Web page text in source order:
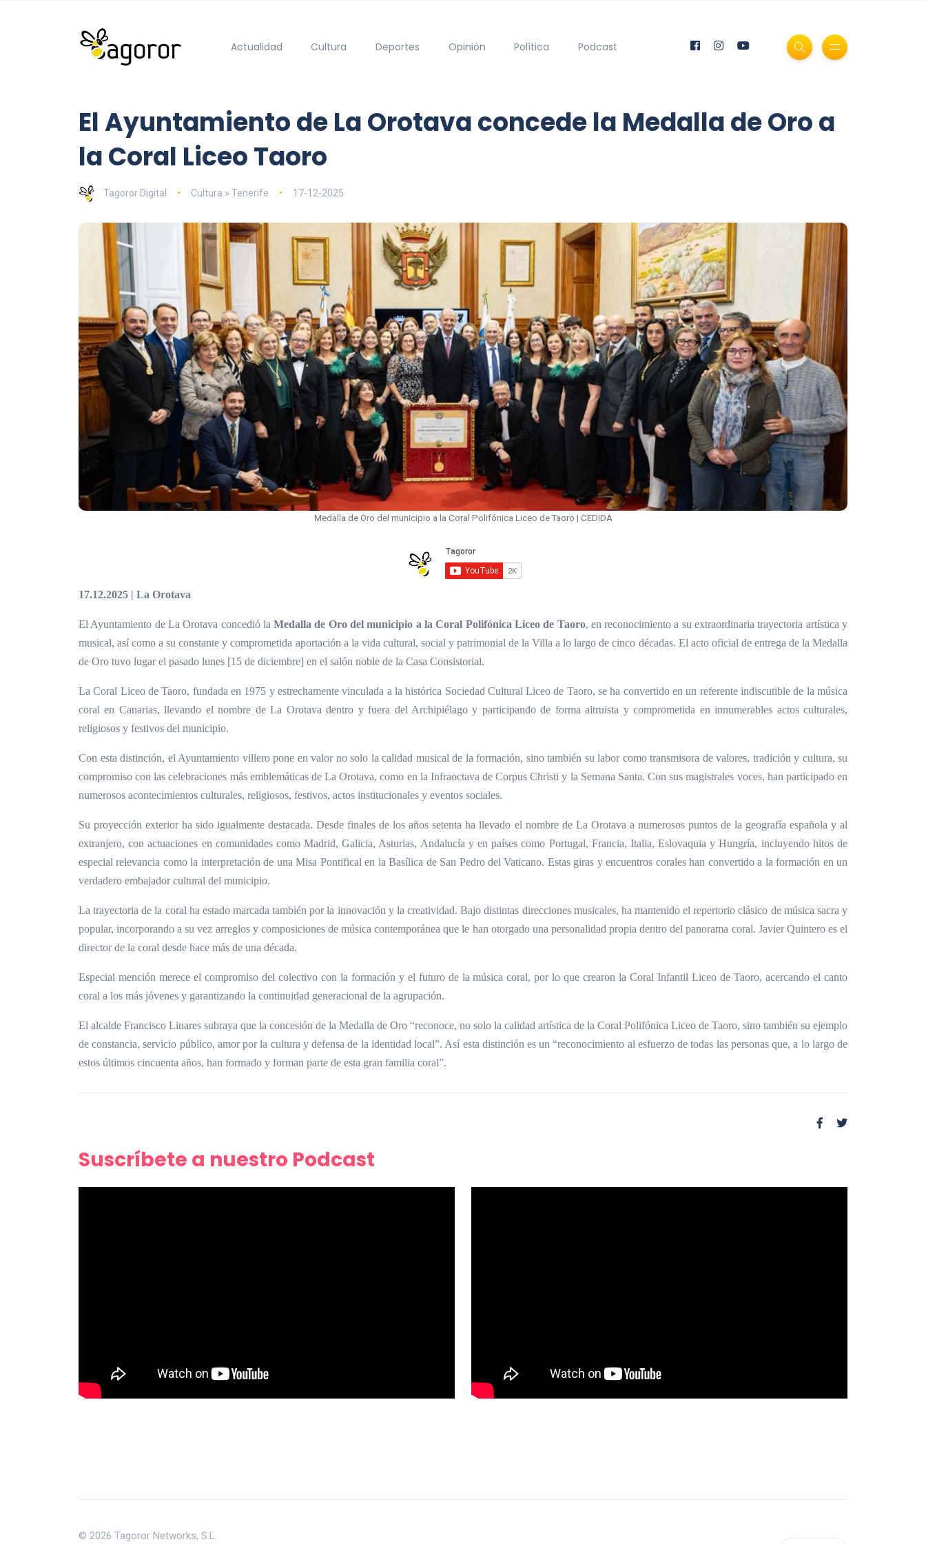
Actualidad Cultura Deportes Opinión Política Podcast
El Ayuntamiento de La Orotava concede la Medalla de Oro a
la Coral Liceo Taoro
Tagoror Digital Cultura » Tenerife 17-12-2025
Medalla de Oro del municipio a la Coral Polifónica Liceo de Taoro | CEDIDA
17.12.2025 | La Orotava
El Ayuntamiento de La Orotava concedió laMedalla de Oro del municipio a la Coral Polifónica Liceo de Taoro, en reconocimiento a su extraordinaria trayectoria artística y
musical, así como a su constante y comprometida aportación a la vida cultural, social y patrimonial de la Villa a lo largo de cinco décadas. El acto oficial de entrega de la Medalla
de Oro tuvo lugar el pasado lunes [15 de diciembre] en el salón noble de la Casa Consistorial.
La Coral Liceo de Taoro, fundada en 1975 y estrechamente vinculada a la histórica Sociedad Cultural Liceo de Taoro, se ha convertido en un referente indiscutible de la música
coral en Canarias, llevando el nombre de La Orotava dentro y fuera del Archipiélago y participando de forma altruista y comprometida en innumerables actos culturales,
religiosos y festivos del municipio.
Con esta distinción, el Ayuntamiento villero pone en valor no solo la calidad musical de la formación, sino también su labor como transmisora de valores, tradición y cultura, su
compromiso con las celebraciones más emblemáticas de La Orotava, como en la Infraoctava de Corpus Christi y la Semana Santa. Con sus magistrales voces, han participado en
numerosos acontecimientos culturales, religiosos, festivos, actos institucionales y eventos sociales.
Su proyección exterior ha sido igualmente destacada. Desde finales de los años setenta ha llevado el nombre de La Orotava a numerosos puntos de la geografía española y al
extranjero, con actuaciones en comunidades como Madrid, Galicia, Asturias, Andalucía y en países como Portugal, Francia, Italia, Eslovaquia y Hungría, incluyendo hitos de
especial relevancia como la interpretación de una Misa Pontifical en la Basílica de San Pedro del Vaticano. Estas giras y encuentros corales han convertido a la formación en un
verdadero embajador cultural del municipio.
La trayectoria de la coral ha estado marcada también por la innovación y la creatividad. Bajo distintas direcciones musicales, ha mantenido el repertorio clásico de música sacra y
popular, incorporando a su vez arreglos y composiciones de música contemporánea que le han otorgado una personalidad propia dentro del panorama coral. Javier Quintero es el
director de la coral desde hace más de una década.
Especial mención merece el compromiso del colectivo con la formación y el futuro de la música coral, por lo que crearon la Coral Infantil Liceo de Taoro, acercando el canto
coral a los más jóvenes y garantizando la continuidad generacional de la agrupación.
El alcalde Francisco Linares subraya que la concesión de la Medalla de Oro “reconoce, no solo la calidad artística de la Coral Polifónica Liceo de Taoro, sino también su ejemplo
de constancia, servicio público, amor por la cultura y defensa de la identidad local”. Así esta distinción es un “reconocimiento al esfuerzo de todas las personas que, a lo largo de
estos últimos cincuenta años, han formado y forman parte de esta gran familia coral”.
Suscríbete a nuestro Podcast
© 2026 Tagoror Networks, S.L.